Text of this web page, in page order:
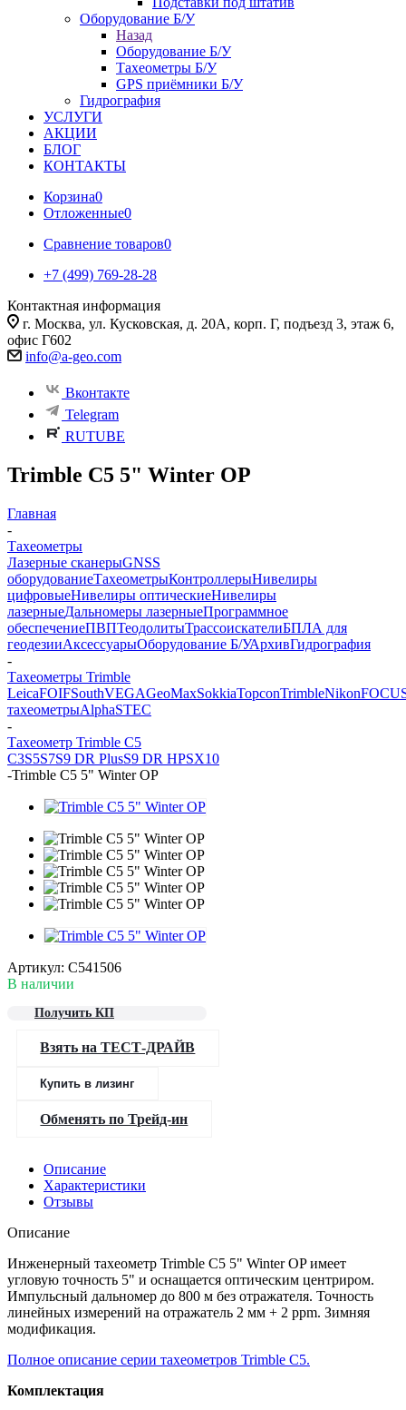
Оборудование Б/У
Назад
Оборудование Б/У
Тахеометры Б/У
GPS приёмники Б/У
Гидрография
УСЛУГИ
АКЦИИ
БЛОГ
КОНТАКТЫ
Корзина0
Отложенные0
Сравнение товаров0
+7 (499) 769-28-28
Контактная информация
г. Москва, ул. Кусковская, д. 20А, корп. Г, подъезд 3, этаж 6,
офис Г602
info@a-geo.com
Вконтакте
Telegram
RUTUBE
Trimble C5 5" Winter OP
Главная
-
Тахеометры
Лазерные сканерыGNSS
оборудованиеТахеометрыКонтроллерыНивелиры
цифровыеНивелиры оптическиеНивелиры
лазерныеДальномеры лазерныеПрограммное
обеспечениеПВПТеодолитыТрассоискателиБПЛА для
геодезииАксессуарыОборудование Б/УАрхивГидрография
-
Тахеометры Trimble
LeicaFOIFSouthVEGAGeoMaxSokkiaTopconTrimbleNikon
тахеометрыAlphaSTEC
-
Тахеометр Trimble C5
C3S5S7S9 DR PlusS9 DR HPSX10
-Trimble C5 5" Winter OP
Артикул: C541506
В наличии
Получить КП
Взять на ТЕСТ-ДРАЙВ
Купить в лизинг
Обменять по Трейд-ин
Описание
Характеристики
Отзывы
Описание
Инженерный тахеометр Trimble C5 5" Winter OP имеет
угловую точность 5" и оснащается оптическим центриром.
Импульсный дальномер до 800 м без отражателя. Точность
линейных измерений на отражатель 2 мм + 2 ppm. Зимняя
модификация.
Полное описание серии тахеометров Trimble C5.
Комплектация